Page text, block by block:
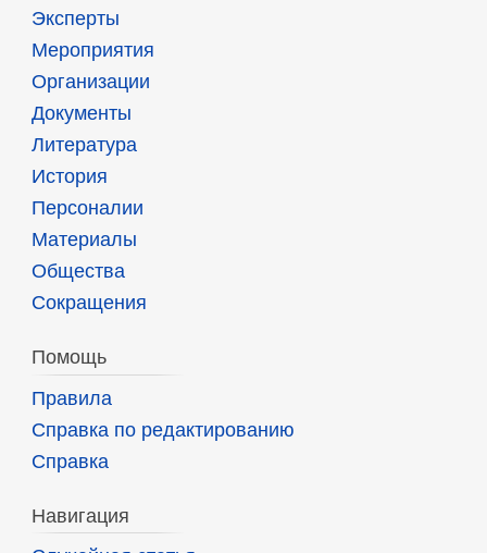
Эксперты
Мероприятия
Организации
Документы
Литература
История
Персоналии
Материалы
Общества
Сокращения
Помощь
Правила
Справка по редактированию
Справка
Навигация